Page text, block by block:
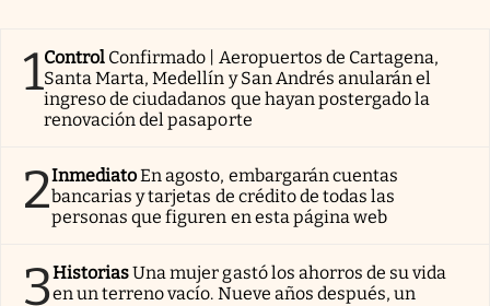
1Control Confirmado | Aeropuertos de Cartagena,
Santa Marta, Medellín y San Andrés anularán el
ingreso de ciudadanos que hayan postergado la
renovación del pasaporte
2InmediatoEn agosto, embargarán cuentas
bancarias y tarjetas de crédito de todas las
personas que figuren en esta página web
3HistoriasUna mujer gastó los ahorros de su vida
en un terreno vacío. Nueve años después, un